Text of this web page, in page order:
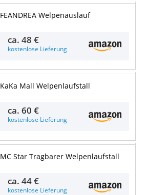
FEANDREA Welpenauslauf
ca.48 €
kostenlose Lieferung
KaKa Mall Welpenlaufstall
ca.60 €
kostenlose Lieferung
MC Star Tragbarer Welpenlaufstall
ca.44 €
kostenlose Lieferung